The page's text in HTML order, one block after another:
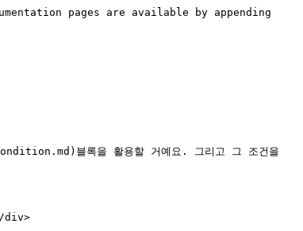
pages are available by appending
블록을 활용할 거예요. 그리고 그 조건을
div>